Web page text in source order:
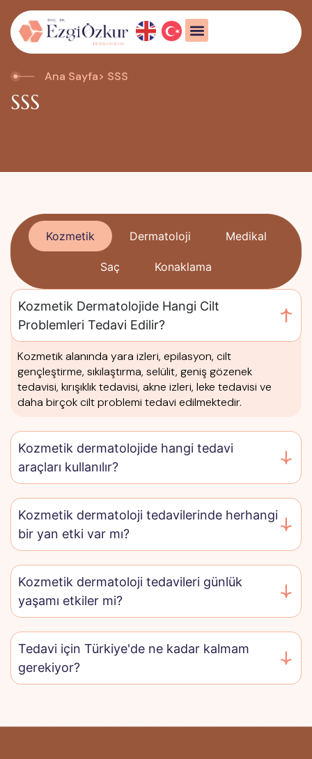
Ana Sayfa> SSS
SSS
Kozmetik Dermatoloji Medikal
Saç Konaklama
Kozmetik Dermatolojide Hangi Cilt
Problemleri Tedavi Edilir?
Kozmetik alanında yara izleri, epilasyon, cilt
gençleştirme, sıkılaştırma, selülit, geniş gözenek
tedavisi, kırışıklık tedavisi, akne izleri, leke tedavisi ve
daha birçok cilt problemi tedavi edilmektedir.
Kozmetik dermatolojide hangi tedavi
araçları kullanılır?
Kozmetik dermatoloji tedavilerinde herhangi
bir yan etki var mı?
Kozmetik dermatoloji tedavileri günlük
yaşamı etkiler mi?
Tedavi için Türkiye'de ne kadar kalmam
gerekiyor?